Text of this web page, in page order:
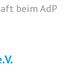
beim AdP